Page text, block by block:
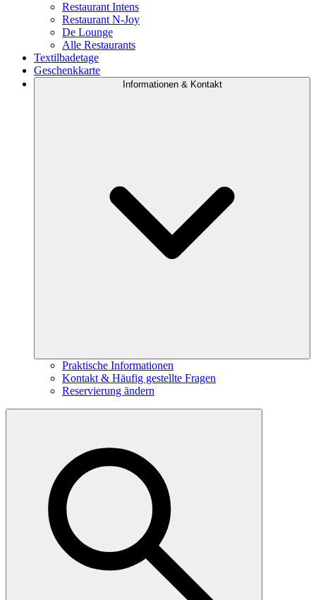
Restaurant Intens
Restaurant N-Joy
De Lounge
Alle Restaurants
Textilbadetage
Geschenkkarte
Informationen & Kontakt
Praktische Informationen
Kontakt & Häufig gestellte Fragen
Reservierung ändern